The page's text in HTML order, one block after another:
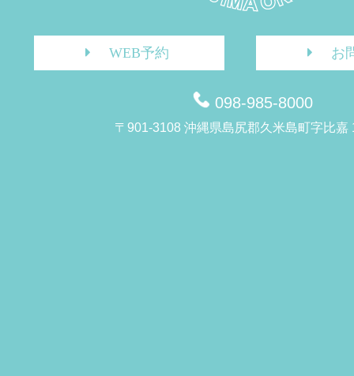
WEB予約 お
098-985-8000
〒901-3108 沖縄県島尻郡久米島町字比嘉